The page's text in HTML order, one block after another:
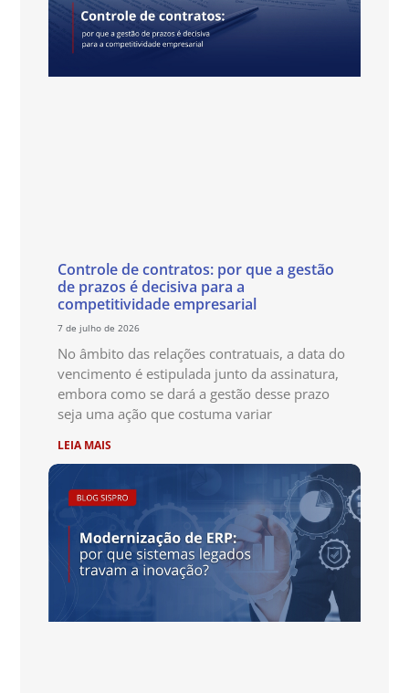
Controle de contratos: por que a gestão
de prazos é decisiva para a
competitividade empresarial
7 de julho de 2026
No âmbito das relações contratuais, a data do
vencimento é estipulada junto da assinatura,
embora como se dará a gestão desse prazo
seja uma ação que costuma variar
LEIA MAIS